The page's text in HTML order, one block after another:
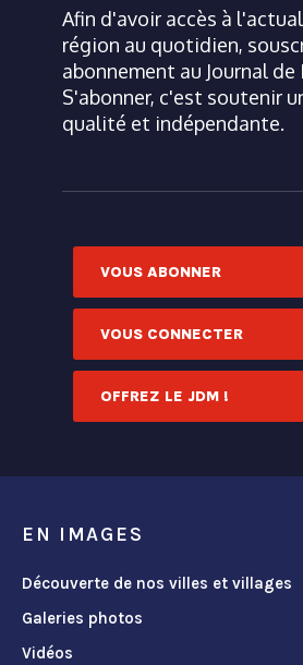
Afin d'avoir accès à
région au quotidien,
abonnement au Journal de
S'abonner, c'est soutenir
qualité et indépendante.
VOUS ABONNER
VOUS CONNECTER
OFFREZ LE JDM !
EN IMAGES
Découverte de nos villes et villages
Galeries photos
Vidéos